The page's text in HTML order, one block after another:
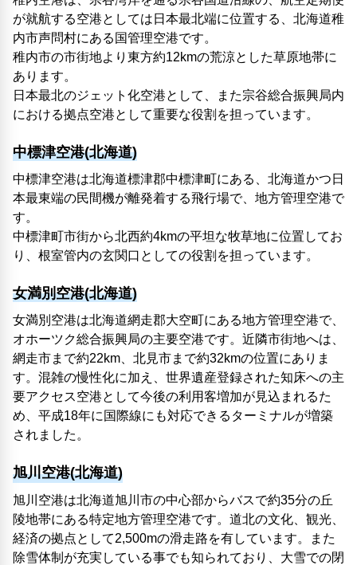
が就航する空港としては日本最北端に位置する、北海道稚
内市声問村にある国管理空港です。
稚内市の市街地より東方約12kmの荒涼とした草原地帯に
あります。
日本最北のジェット化空港として、また宗谷総合振興局内
における拠点空港として重要な役割を担っています。
中標津空港(北海道)
中標津空港は北海道標津郡中標津町にある、北海道かつ日
本最東端の民間機が離発着する飛行場で、地方管理空港で
す。
中標津町市街から北西約4kmの平坦な牧草地に位置してお
り、根室管内の玄関口としての役割を担っています。
女満別空港(北海道)
女満別空港は北海道網走郡大空町にある地方管理空港で、
オホーツク総合振興局の主要空港です。近隣市街地へは、
網走市まで約22km、北見市まで約32kmの位置にありま
す。混雑の慢性化に加え、世界遺産登録された知床への主
要アクセス空港として今後の利用客増加が見込まれるた
め、平成18年に国際線にも対応できるターミナルが増築
されました。
旭川空港(北海道)
旭川空港は北海道旭川市の中心部からバスで約35分の丘
陵地帯にある特定地方管理空港です。道北の文化、観光、
経済の拠点として2,500mの滑走路を有しています。また
除雪体制が充実している事でも知られており、大雪での閉